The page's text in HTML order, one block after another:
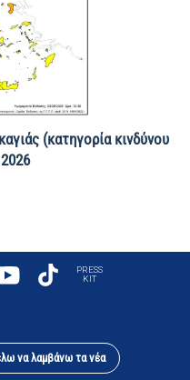
(κατηγορία κινδύνου
PRESS
KIT
να λαμβάνω τα νέα